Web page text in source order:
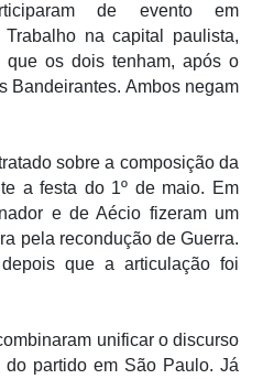
de evento em
na capital paulista,
que os dois tenham, após o
Bandeirantes. Ambos negam
sobre a composição da
a festa do 1º de maio. Em
e de Aécio fizeram um
pela recondução de Guerra.
que a articulação foi
unificar o discurso
partido em São Paulo. Já